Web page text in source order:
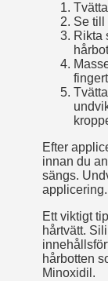
Se till
Rikta
Efter
innan du
sängs.
applicering.
Ett viktigt
hårtvätt.
hårbotten
Minoxidil.